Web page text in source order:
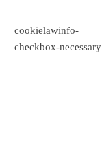
cookielawinfo-
checkbox-necessary